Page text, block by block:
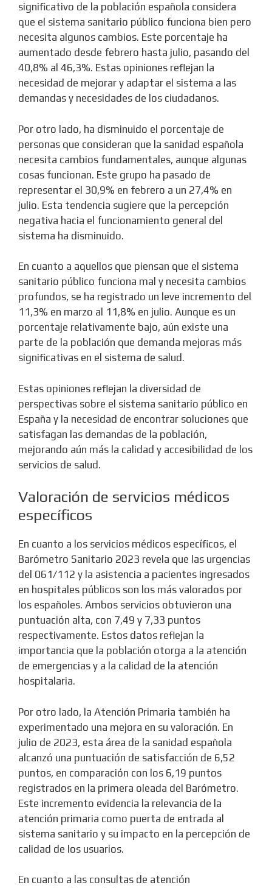
significativo de la población española considera
que el sistema sanitario público funciona bien pero
necesita algunos cambios. Este porcentaje ha
aumentado desde febrero hasta julio, pasando del
40,8% al 46,3%. Estas opiniones reflejan la
necesidad de mejorar y adaptar el sistema a las
demandas y necesidades de los ciudadanos.
Por otro lado, ha disminuido el porcentaje de
personas que consideran que la sanidad española
necesita cambios fundamentales, aunque algunas
cosas funcionan. Este grupo ha pasado de
representar el 30,9% en febrero a un 27,4% en
julio. Esta tendencia sugiere que la percepción
negativa hacia el funcionamiento general del
sistema ha disminuido.
En cuanto a aquellos que piensan que el sistema
sanitario público funciona mal y necesita cambios
profundos, se ha registrado un leve incremento del
11,3% en marzo al 11,8% en julio. Aunque es un
porcentaje relativamente bajo, aún existe una
parte de la población que demanda mejoras más
significativas en el sistema de salud.
Estas opiniones reflejan la diversidad de
perspectivas sobre el sistema sanitario público en
España y la necesidad de encontrar soluciones que
satisfagan las demandas de la población,
mejorando aún más la calidad y accesibilidad de los
servicios de salud.
Valoración de servicios médicos
específicos
En cuanto a los servicios médicos específicos, el
Barómetro Sanitario 2023 revela que las urgencias
del 061/112 y la asistencia a pacientes ingresados
en hospitales públicos son los más valorados por
los españoles. Ambos servicios obtuvieron una
puntuación alta, con 7,49 y 7,33 puntos
respectivamente. Estos datos reflejan la
importancia que la población otorga a la atención
de emergencias y a la calidad de la atención
hospitalaria.
Por otro lado, la Atención Primaria también ha
experimentado una mejora en su valoración. En
julio de 2023, esta área de la sanidad española
alcanzó una puntuación de satisfacción de 6,52
puntos, en comparación con los 6,19 puntos
registrados en la primera oleada del Barómetro.
Este incremento evidencia la relevancia de la
atención primaria como puerta de entrada al
sistema sanitario y su impacto en la percepción de
calidad de los usuarios.
En cuanto a las consultas de atención